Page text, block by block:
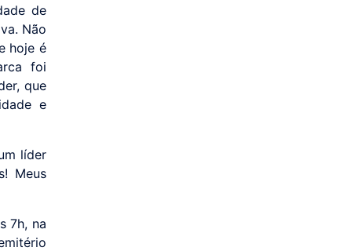
de
Não
hoje é
foi
que
e
líder
Meus
7h, na